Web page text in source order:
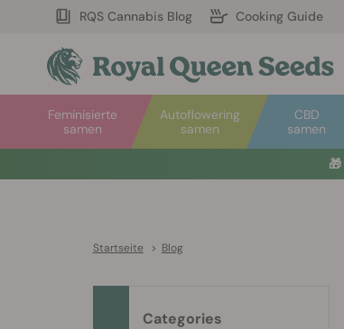
RQS Cannabis Blog Cooking Guide
Autoflowering
samen
Feminisierte
samen
CBD
samen
🎁
Startseite > Blog
Categories